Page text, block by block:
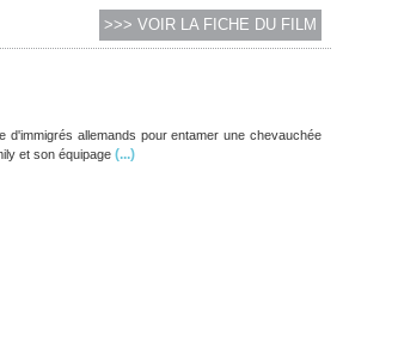
>>> VOIR LA FICHE DU FILM
allemands pour entamer une chevauchée
et son équipage(...)